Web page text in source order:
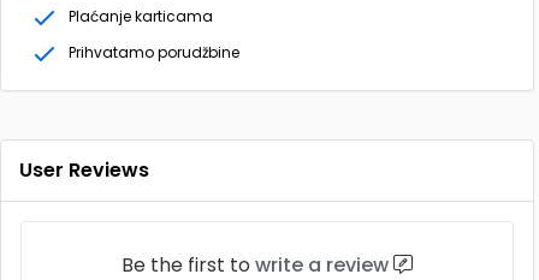
Plaćanje karticama
Prihvatamo porudžbine
User Reviews
Be the first to write a review